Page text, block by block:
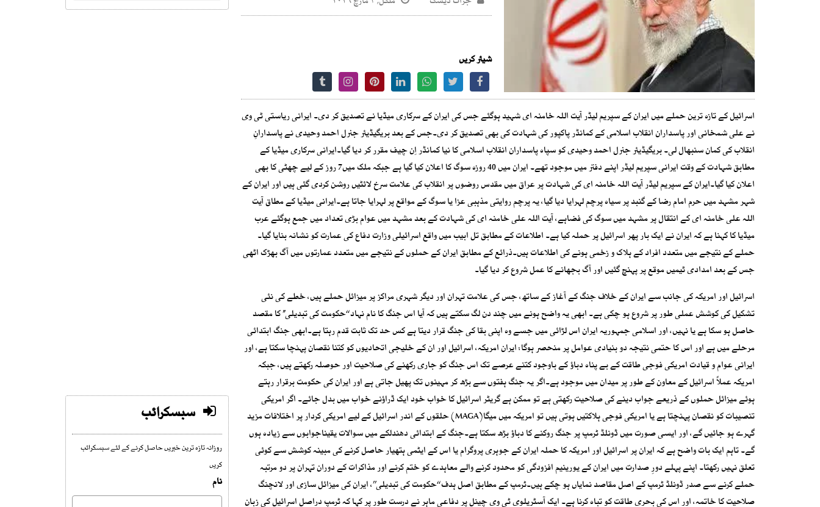
شیئر کریں
اسرائیل کے تازہ ترین حملے میں ایران کے سپریم لیڈر آیت اللہ خامنہ ای شہید ہوگئے جس کی ایران کے سرکاری میڈیا نے تصدیق کر دی۔ ایرانی ریاستی ٹی وی
نے علی شمخانی اور پاسداران انقلاب اسلامی کے کمانڈر پاکپور کی شہادت کی بھی تصدیق کر دی۔جس کے بعد بریگیڈیئر جنرل احمد وحیدی نے پاسدارانِ
انقلاب کی کمان سنبھال لی۔ بریگیڈیئر جنرل احمد وحیدی کو سپاہ پاسداران انقلاب اسلامی کا نیا کمانڈر اِن چیف مقرر کر دیا گیا۔ایرانی سرکاری میڈیا کے
مطابق شہادت کے وقت ایرانی سپریم لیڈر اپنے دفتر میں موجود تھے۔ ایران میں 40 روزہ سوگ کا اعلان کیا گیا ہے جبکہ ملک میں7 روز کے لیے چھٹی کا بھی
اعلان کیا گیا۔ایران کے سپریم لیڈر آیت اللہ خامنہ ای کی شہادت پر عراق میں مقدس روضوں پر انقلاب کی علامت سرخ لائٹیں روشن کردی گئی ہیں اور ایران کے
شہر مشہد میں حرم امام رضا کے گنبد پر سیاہ پرچم لہرایا دیا گیا، یہ پرچم روایتی مذہبی عزا یا سوگ کے مواقع پر لہرایا جاتا ہے۔ایرانی میڈیا کے مطاق آیت
اللہ علی خامنہ ای کے انتقال پر مشہد میں سوگ کی فضاہے، آیت اللہ علی خامنہ ای کی شہادت کے بعد مشہد میں عوام بڑی تعداد میں جمع ہوگئے عرب
میڈیا کا کہنا ہے کہ ایران نے ایک بار پھر اسرائیل پر حملہ کیا ہے۔ اطلاعات کے مطابق تل ابیب میں واقع اسرائیلی وزارت دفاع کی عمارت کو نشانہ بنایا گیا۔
حملے کے نتیجے میں متعدد افراد کے ہلاک و زخمی ہونے کی اطلاعات ہیں۔ذرائع کے مطابق ایران کے حملوں کے نتیجے میں متعدد عمارتوں میں آگ بھڑک اٹھی
جس کے بعد امدادی ٹیمیں موقع پر پہنچ گئیں اور آگ بجھانے کا عمل شروع کر دیا گیا۔
اسرائیل اور امریکہ کی جانب سے ایران کے خلاف جنگ کے آغاز کے ساتھ، جس کی علامت تہران اور دیگر شہری مراکز پر میزائل حملے ہیں، خطے کی نئی
تشکیل کی کوشش عملی طور پر شروع ہو چکی ہے۔ ابھی یہ واضح ہونے میں چند دن لگ سکتے ہیں کہ آیا اس جنگ کا نام نہاد ‘‘حکومت کی تبدیلی’’ کا مقصد
حاصل ہو سکا ہے یا نہیں، اور اسلامی جمہوریہ ایران اس لڑائی میں جسے وہ اپنی بقا کی جنگ قرار دیتا ہے کس حد تک ثابت قدم رہتا ہے۔ابھی جنگ ابتدائی
مرحلے میں ہے اور اس کا حتمی نتیجہ دو بنیادی عوامل پر منحصر ہوگا: ایران امریکہ، اسرائیل اور ان کے خلیجی اتحادیوں کو کتنا نقصان پہنچا سکتا ہے، اور
ایرانی عوام و قیادت امریکی فوجی طاقت کے بے پناہ دباؤ کے باوجود کتنے عرصے تک اس جنگ کو جاری رکھنے کی صلاحیت اور حوصلہ رکھتے ہیں، جبکہ
امریکہ عملاً اسرائیل کے معاون کے طور پر میدان میں موجود ہے۔اگر یہ جنگ ہفتوں سے بڑھ کر مہینوں تک پھیل جاتی ہے اور ایران کی حکومت برقرار رہتے
ہوئے میزائل حملوں کے ذریعے جواب دینے کی صلاحیت رکھتی ہے تو ممکن ہے گریٹر اسرائیل کا خواب خود ایک ڈراؤنے خواب میں بدل جائے۔ اگر امریکی
تنصیبات کو نقصان پہنچتا ہے یا امریکی فوجی ہلاکتیں ہوتی ہیں تو امریکہ میں میگا(MAGA) حلقوں کے اندر اسرائیل کے لیے امریکی کردار پر اختلافات مزید
گہرے ہو جائیں گے، اور ایسی صورت میں ڈونلڈ ٹرمپ پر جنگ روکنے کا دباؤ بڑھ سکتا ہے۔جنگ کے ابتدائی دھندلکے میں سوالات یقیناجوابوں سے زیادہ ہوں
گے۔ تاہم ایک بات واضح ہے کہ ایران پر اسرائیل اور امریکہ کا حملہ ایران کے جوہری پروگرام یا اس کے ایٹمی ہتھیار حاصل کرنے کی مبینہ کوشش سے کوئی
تعلق نہیں رکھتا۔ اپنے پہلے دورِ صدارت میں ایران کے یورینیم افزودگی کو محدود کرنے والے معاہدے کو ختم کرنے اور مذاکرات کے دوران تہران پر دو مرتبہ
حملے کرنے سے صدر ڈونلڈ ٹرمپ کے اصل مقاصد نمایاں ہو چکے ہیں۔ٹرمپ کے مطابق اصل ہدف ‘‘حکومت کی تبدیلی’’، ایران کی میزائل سازی اور لانچنگ
صلاحیت کا خاتمہ، اور اس کی بحری طاقت کو تباہ کرنا ہے۔ ایک آسٹریلوی ٹی وی چینل پر دفاعی ماہر نے درست طور پر کہا کہ ٹرمپ دراصل اسرائیل کی زبان
سبسکرائب
روزانہ تازہ ترین خبریں حاصل کرنے کے لئے سبسکرائب
کریں
نام